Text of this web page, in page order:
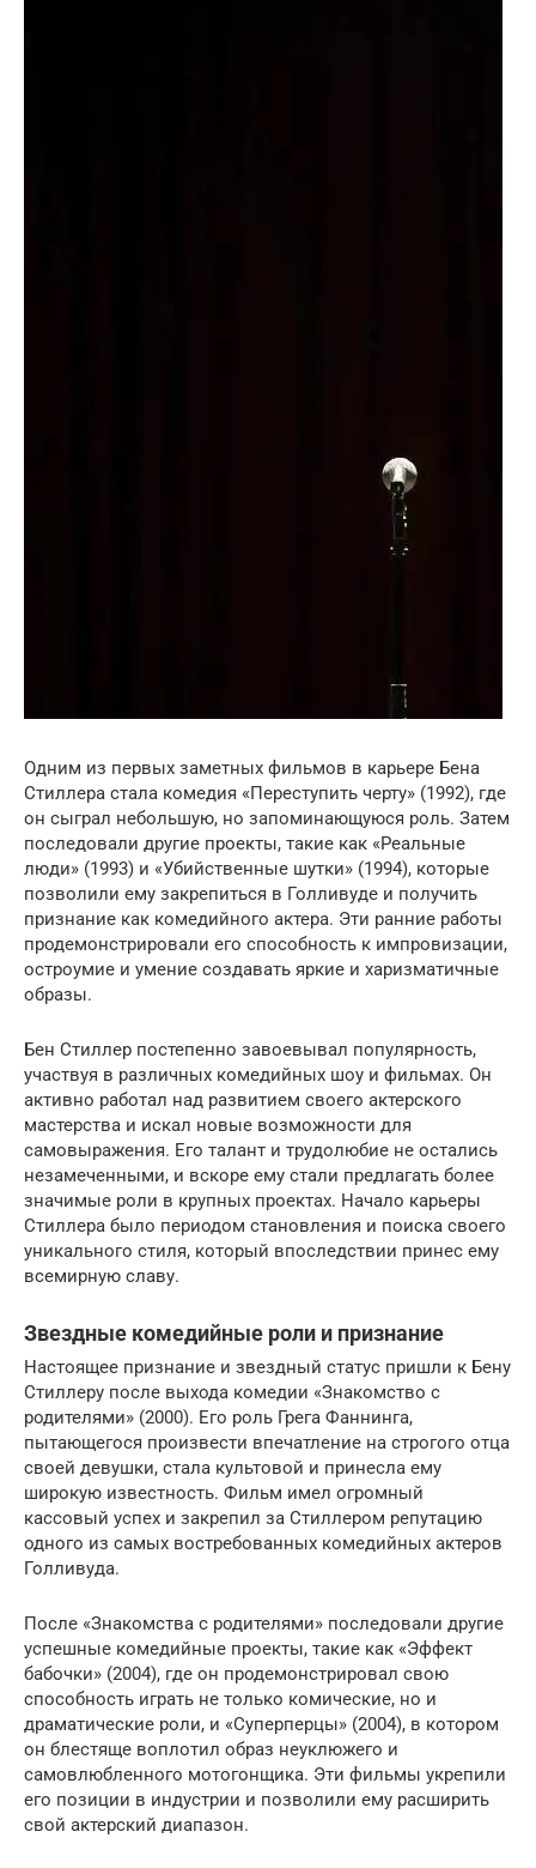
Одним из первых заметных фильмов в карьере Бена
Стиллера стала комедия «Переступить черту» (1992), где
он сыграл небольшую, но запоминающуюся роль. Затем
последовали другие проекты, такие как «Реальные
люди» (1993) и «Убийственные шутки» (1994), которые
позволили ему закрепиться в Голливуде и получить
признание как комедийного актера. Эти ранние работы
продемонстрировали его способность к импровизации,
остроумие и умение создавать яркие и харизматичные
образы.
Бен Стиллер постепенно завоевывал популярность,
участвуя в различных комедийных шоу и фильмах. Он
активно работал над развитием своего актерского
мастерства и искал новые возможности для
самовыражения. Его талант и трудолюбие не остались
незамеченными, и вскоре ему стали предлагать более
значимые роли в крупных проектах. Начало карьеры
Стиллера было периодом становления и поиска своего
уникального стиля, который впоследствии принес ему
всемирную славу.
Звездные комедийные роли и признание
Настоящее признание и звездный статус пришли к Бену
Стиллерy после выхода комедии «Знакомство с
родителями» (2000). Его роль Грега Фаннинга,
пытающегося произвести впечатление на строгого отца
своей девушки, стала культовой и принесла ему
широкую известность. Фильм имел огромный
кассовый успех и закрепил за Стиллером репутацию
одного из самых востребованных комедийных актеров
Голливуда.
После «Знакомства с родителями» последовали другие
успешные комедийные проекты, такие как «Эффект
бабочки» (2004), где он продемонстрировал свою
способность играть не только комические, но и
драматические роли, и «Суперперцы» (2004), в котором
он блестяще воплотил образ неуклюжего и
самовлюбленного мотогонщика. Эти фильмы укрепили
его позиции в индустрии и позволили ему расширить
свой актерский диапазон.